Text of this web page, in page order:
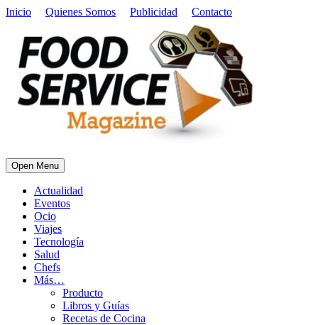
Inicio Quienes Somos Publicidad Contacto
Open Menu
Actualidad
Eventos
Ocio
Viajes
Tecnología
Salud
Chefs
Más…
Producto
Libros y Guías
Recetas de Cocina